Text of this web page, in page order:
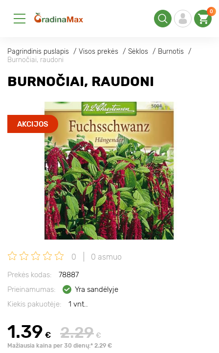
0
Pagrindinis puslapis Visos prekės Sėklos
Burnotis
Burnočiai, raudoni
BURNOČIAI, RAUDONI
AKCIJOS
0 0 asmuo
Prekės kodas:
78887
Prieinamumas:
Yra sandėlyje
Kiekis pakuotėje:
1 vnt..
1.39 € 2.29 €
Mažiausia kaina per 30 dienų:* 2.29 €